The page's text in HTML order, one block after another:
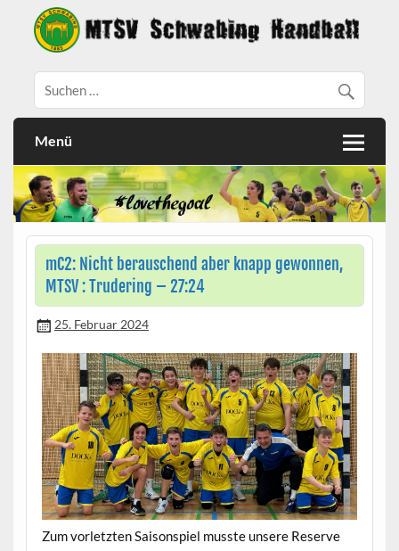
Menü
mC2: Nicht berauschend aber knapp gewonnen,
MTSV : Trudering – 27:24
25. Februar 2024
Zum vorletzten Saisonspiel musste unsere Reserve